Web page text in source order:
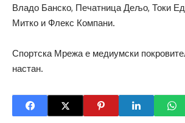
Владо Банско, Печатница Дељо, Токи
Митко и Флекс Компани.
Спортска Мрежа е медиумски
настан.